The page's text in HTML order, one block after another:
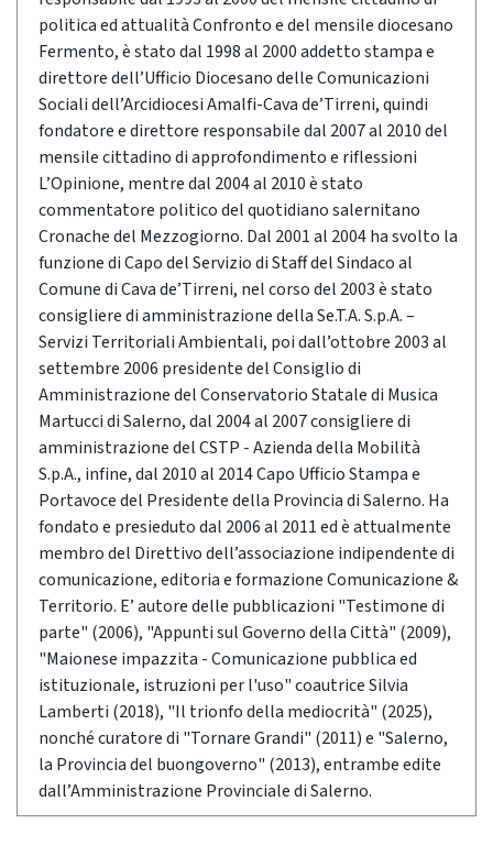
politica ed attualità Confronto e del mensile diocesano
Fermento, è stato dal 1998 al 2000 addetto stampa e
direttore dell’Ufficio Diocesano delle Comunicazioni
Sociali dell’Arcidiocesi Amalfi-Cava de’Tirreni, quindi
fondatore e direttore responsabile dal 2007 al 2010 del
mensile cittadino di approfondimento e riflessioni
L’Opinione, mentre dal 2004 al 2010 è stato
commentatore politico del quotidiano salernitano
Cronache del Mezzogiorno. Dal 2001 al 2004 ha svolto la
funzione di Capo del Servizio di Staff del Sindaco al
Comune di Cava de’Tirreni, nel corso del 2003 è stato
consigliere di amministrazione della Se.T.A. S.p.A. –
Servizi Territoriali Ambientali, poi dall’ottobre 2003 al
settembre 2006 presidente del Consiglio di
Amministrazione del Conservatorio Statale di Musica
Martucci di Salerno, dal 2004 al 2007 consigliere di
amministrazione del CSTP - Azienda della Mobilità
S.p.A., infine, dal 2010 al 2014 Capo Ufficio Stampa e
Portavoce del Presidente della Provincia di Salerno. Ha
fondato e presieduto dal 2006 al 2011 ed è attualmente
membro del Direttivo dell’associazione indipendente di
comunicazione, editoria e formazione Comunicazione &
Territorio. E’ autore delle pubblicazioni "Testimone di
parte" (2006), "Appunti sul Governo della Città" (2009),
"Maionese impazzita - Comunicazione pubblica ed
istituzionale, istruzioni per l'uso" coautrice Silvia
Lamberti (2018), "Il trionfo della mediocrità" (2025),
nonché curatore di "Tornare Grandi" (2011) e "Salerno,
la Provincia del buongoverno" (2013), entrambe edite
dall’Amministrazione Provinciale di Salerno.